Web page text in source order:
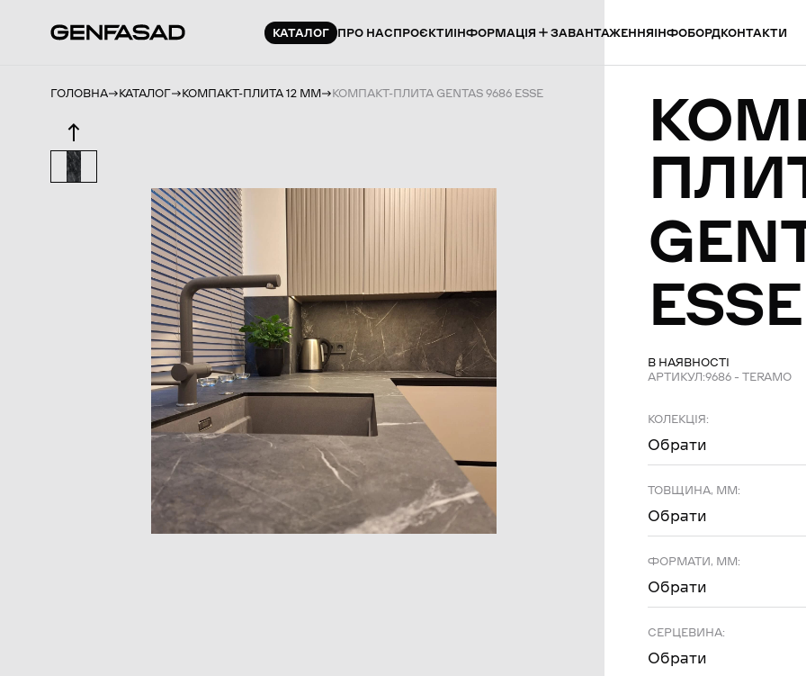
КАТАЛОГ ПРО НАСПРОЄКТИІНФОРМАЦІЯ ЗАВАНТАЖЕННЯІНФОБОРДКОНТАКТИ
ГОЛОВНА КАТАЛОГ КОМПАКТ-ПЛИТА 12 ММ КОМПАКТ-ПЛИТА GENTAS 9686 ESSE
ESSE
В НАЯВНОСТІ
АРТИКУЛ:9686 – TERAMO
КОЛЕКЦІЯ:
Обрати
ТОВЩИНА, ММ:
Обрати
ФОРМАТИ, ММ:
Обрати
СЕРЦЕВИНА:
Обрати